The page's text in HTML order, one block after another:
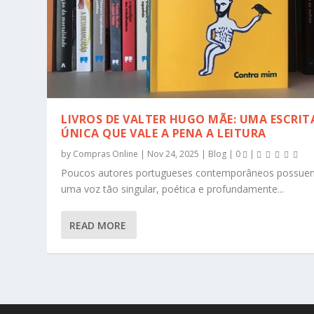
LIVROS DE VALTER HUGO MÃE: UMA
ÚNICA QUE VALE A PENA A LEITURA
by Compras Online | Nov 24, 2025 | Blog | 0 |
Poucos autores portugueses contemporâneos
uma voz tão singular, poética e profundamente...
READ MORE